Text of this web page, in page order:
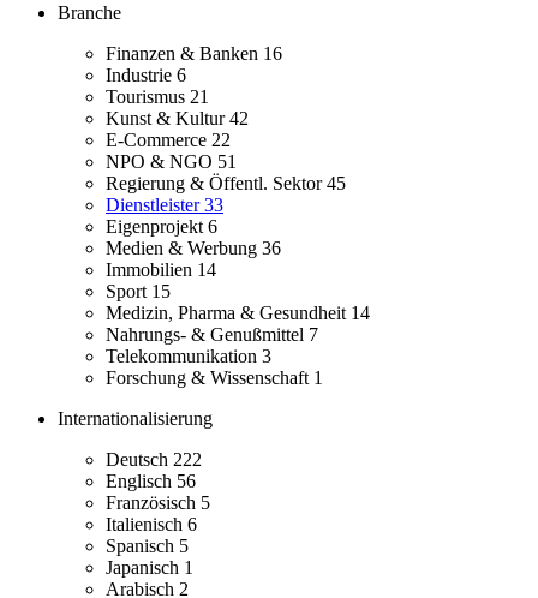
Branche
Finanzen & Banken 16
Industrie 6
Tourismus 21
Kunst & Kultur42
E-Commerce 22
NPO & NGO 51
Regierung & Öffentl. Sektor45
Dienstleister33
Eigenprojekt 6
Medien & Werbung 36
Immobilien 14
Sport 15
Medizin, Pharma & Gesundheit 14
Nahrungs- & Genußmittel 7
Telekommunikation 3
Forschung & Wissenschaft 1
Internationalisierung
Deutsch 222
Englisch 56
Französisch 5
Italienisch 6
Spanisch 5
Japanisch 1
Arabisch 2